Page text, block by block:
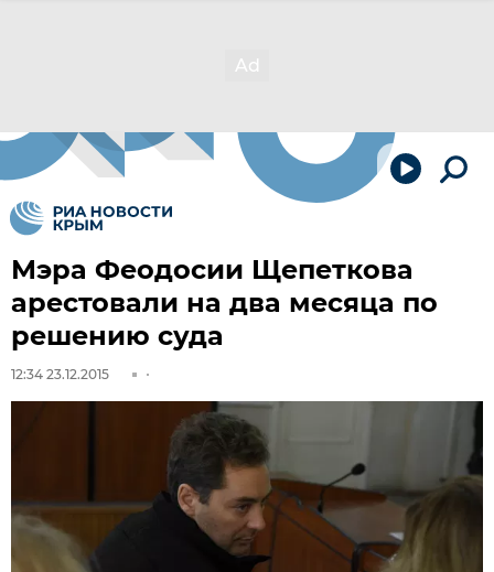
Мэра Феодосии Щепеткова
арестовали на два месяца по
решению суда
12:34 23.12.2015